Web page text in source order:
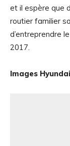
et il espère que
routier familier
d’entreprendre
2017.
Images